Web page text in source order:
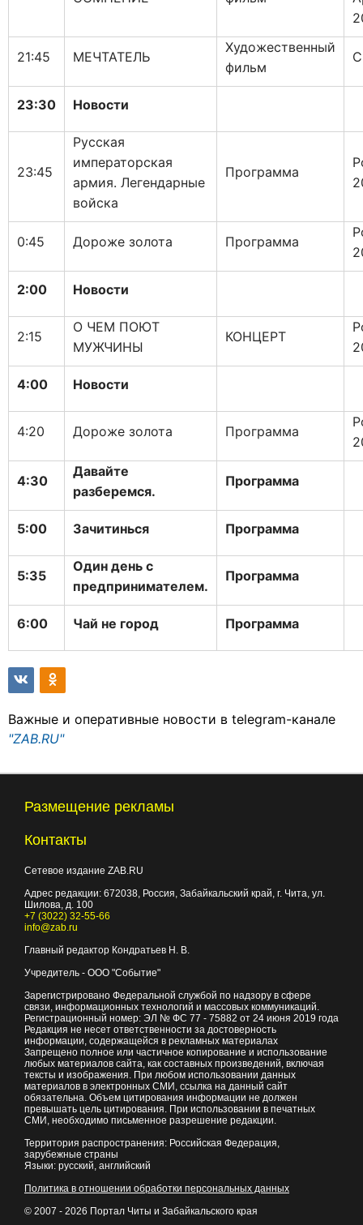
21:45 МЕЧТАТЕЛЬ
Художественный
фильм
23:30 Новости
23:45
Русская
императорская
армия. Легендарные
войска
Программа
0:45 Дороже золота Программа
2:00 Новости
2:15
О ЧЕМ ПОЮТ
МУЖЧИНЫ
КОНЦЕРТ
4:00 Новости
4:20 Дороже золота Программа
4:30
Давайте
разберемся.
Программа
5:00 Зачитинься Программа
5:35
Один день с
предпринимателем.
Программа
6:00 Чай не город Программа
Важные и оперативные новости в telegram-канале
"ZAB.RU"
Размещение рекламы
Контакты
Сетевое издание ZAB.RU
Адрес редакции: 672038, Россия, Забайкальский край, г. Чита, ул.
Шилова, д. 100
+7 (3022) 32-55-66
info@zab.ru
Главный редактор Кондратьев Н. В.
Учредитель - ООО "Событие"
Зарегистрировано Федеральной службой по надзору в сфере
связи, информационных технологий и массовых коммуникаций.
Регистрационный номер: ЭЛ № ФС 77 - 75882 от 24 июня 2019 года
Редакция не несет ответственности за достоверность
информации, содержащейся в рекламных материалах
Запрещено полное или частичное копирование и использование
любых материалов сайта, как составных произведений, включая
тексты и изображения. При любом использовании данных
материалов в электронных СМИ, ссылка на данный сайт
обязательна. Объем цитирования информации не должен
превышать цель цитирования. При использовании в печатных
СМИ, необходимо письменное разрешение редакции.
Территория распространения: Российская Федерация,
зарубежные страны
Языки: русский, английский
Политика в отношении обработки персональных данных
© 2007 - 2026 Портал Читы и Забайкальского края